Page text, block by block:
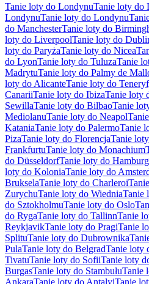
Tanie loty do LondynuTanie loty do
LondynuTanie loty do Londynu
do ManchesterTanie loty do
loty do LiverpoolTanie loty do
loty do ParyżaTanie loty do Nicea
do LyonTanie loty do TuluzaTanie
MadrytuTanie loty do Palmy de
loty do AlicanteTanie loty do
CanariiTanie loty do IbizaTanie loty
SewillaTanie loty do BilbaoTanie
MediolanuTanie loty do Neapol
KataniaTanie loty do PalermoTanie
PizaTanie loty do FlorencjaTanie
FrankfurtuTanie loty do Monachium
do DüsseldorfTanie loty do Hamburg
loty do KoloniaTanie loty do
BrukselaTanie loty do Charleroi
ZurychuTanie loty do WiedniaTanie
do SztokholmuTanie loty do Oslo
do RygaTanie loty do TallinnTanie
ReykjavikTanie loty do PragiTanie
SplituTanie loty do Dubrownika
PulaTanie loty do BelgradTanie loty
TivatuTanie loty do SofiiTanie loty
BurgasTanie loty do StambułuTanie
AnkaraTanie loty do AntalyiTanie